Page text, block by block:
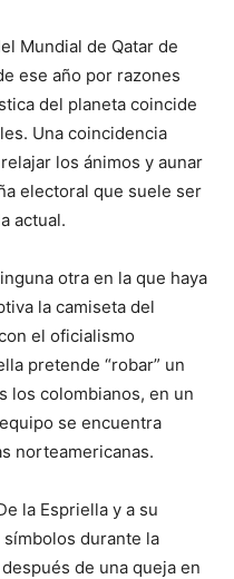
Mundial de Qatar de
ese año por razones
del planeta coincide
Una coincidencia
los ánimos y aunar
electoral que suele ser
actual.
otra en la que haya
la camiseta del
el oficialismo
pretende “robar” un
los colombianos, en un
se encuentra
norteamericanas.
la Espriella y a su
durante la
de una queja en